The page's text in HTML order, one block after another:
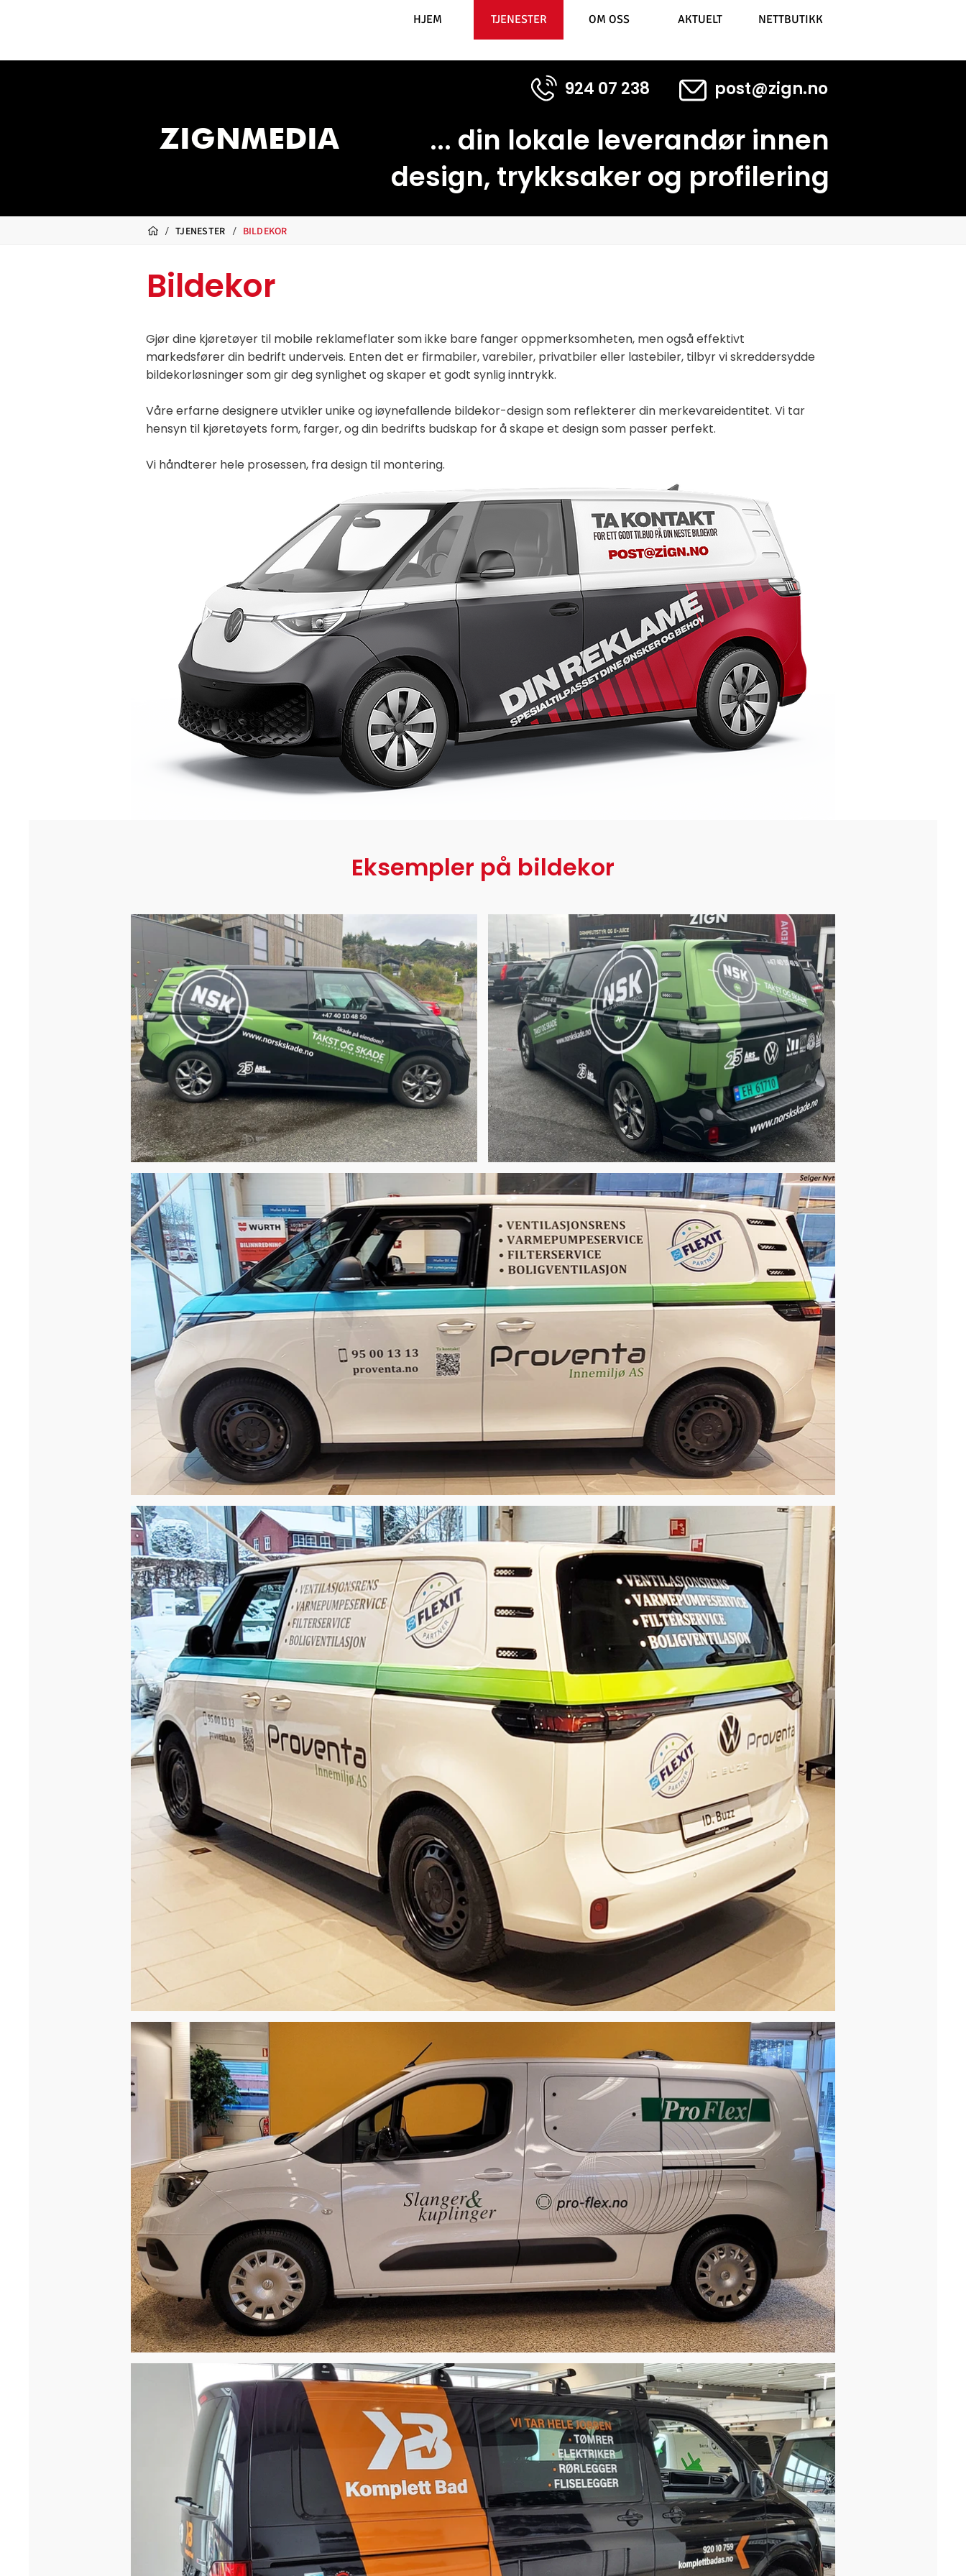
ZIGNMEDIA
HJEM TJENESTER OM OSS AKTUELT NETTBUTIKK
924 07 238 post@zign.no
... din lokale leverandør innen
design, trykksaker og profilering
/ TJENESTER / BILDEKOR
Bildekor
Gjør dine kjøretøyer til mobile reklameflater som ikke bare fanger oppmerksomheten, men også effektivt
markedsfører din bedrift underveis. Enten det er firmabiler, varebiler, privatbiler eller lastebiler, tilbyr vi skreddersydde
bildekorløsninger som gir deg synlighet og skaper et godt synlig inntrykk.
Våre erfarne designere utvikler unike og iøynefallende bildekor-design som reflekterer din merkevareidentitet. Vi tar
hensyn til kjøretøyets form, farger, og din bedrifts budskap for å skape et design som passer perfekt.
Vi håndterer hele prosessen, fra design til montering.
Eksempler på bildekor